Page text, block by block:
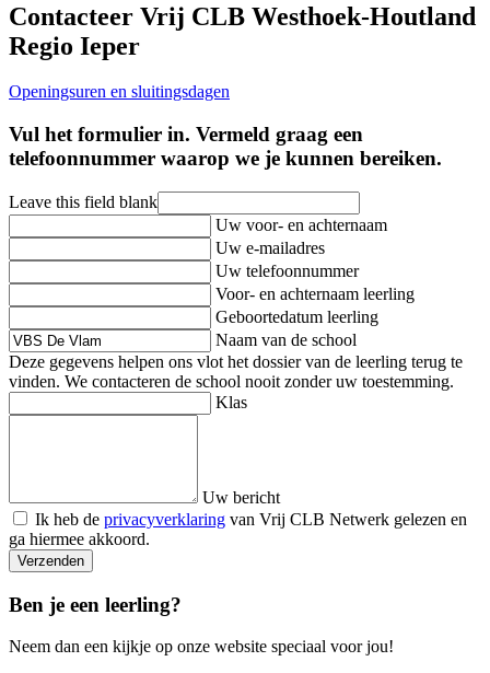
Contacteer Vrij CLB Westhoek-Houtland
Regio Ieper
Openingsuren en sluitingsdagen
Vul het formulier in. Vermeld graag een
telefoonnummer waarop we je kunnen bereiken.
Leave this field blank
Uw voor- en achternaam
Uw e-mailadres
Uw telefoonnummer
Voor- en achternaam leerling
Geboortedatum leerling
Naam van de school
Deze gegevens helpen ons vlot het dossier van de leerling terug te
vinden. We contacteren de school nooit zonder uw toestemming.
Klas
Uw bericht
Ik heb de privacyverklaring van Vrij CLB Netwerk gelezen en
ga hiermee akkoord.
Verzenden
Ben je een leerling?
Neem dan een kijkje op onze website speciaal voor jou!